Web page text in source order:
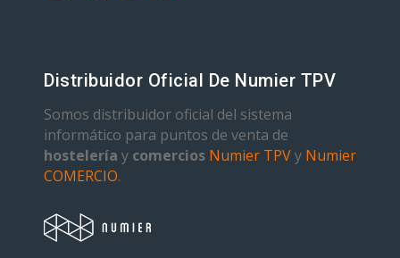
Distribuidor Oficial De Numier TPV
Somos distribuidor oficial del sistema
informático para puntos de venta de
hostelería y comercios Numier TPVy Numier
COMERCIO.